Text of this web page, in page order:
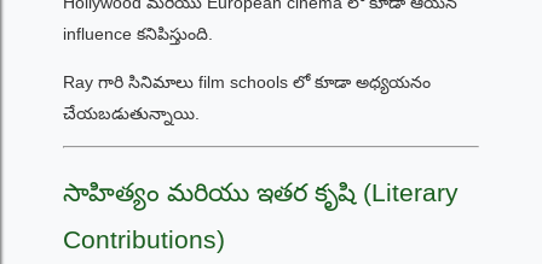
influence కనిపిస్తుంది.
Ray గారి సినిమాలు film schools లో కూడా అధ్యయనం
చేయబడుతున్నాయి.
సాహిత్యం మరియు ఇతర కృషి (Literary
Contributions)